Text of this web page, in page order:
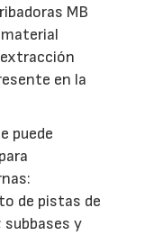
MB
en la
puede
de pistas de
subbases y